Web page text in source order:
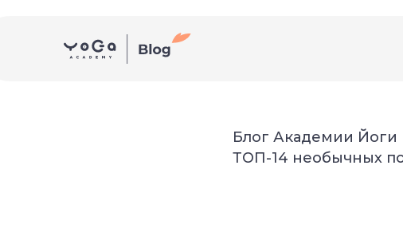
Блог Академии Йоги
ТОП-14 необычных